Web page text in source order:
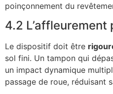
poinçonnement du
4.2 L’affleurement
Le dispositif doit être
sol fini. Un tampon qui
un impact dynamique
passage de roue, réduisant